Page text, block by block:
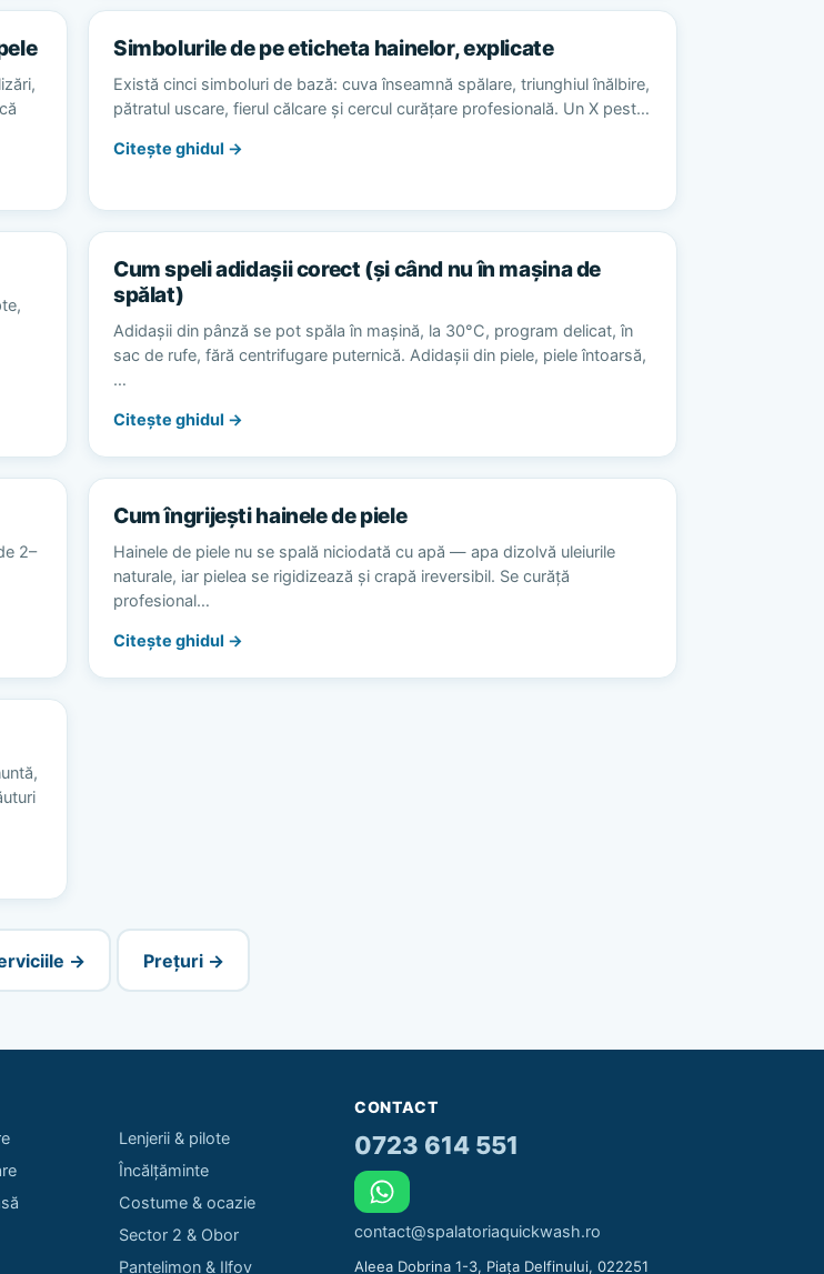
Simbolurile de pe eticheta hainelor, explicate
Există cinci simboluri de bază: cuva înseamnă spălare, triunghiul înălbire,
pătratul uscare, fierul călcare și cercul curățare profesională. Un X pest…
Citește ghidul →
Cum speli adidașii corect (și când nu în mașina de
spălat)
Adidașii din pânză se pot spăla în mașină, la 30°C, program delicat, în
sac de rufe, fără centrifugare puternică. Adidașii din piele, piele întoarsă,
…
Citește ghidul →
2–
Cum îngrijești hainele de piele
Hainele de piele nu se spală niciodată cu apă — apa dizolvă uleiurile
naturale, iar pielea se rigidizează și crapă ireversibil. Se curăță
profesional…
Citește ghidul →
→ Prețuri →
Lenjerii & pilote
Încălțăminte
Costume & ocazie
Sector 2 & Obor
Pantelimon & Ilfov
CONTACT
0723 614 551
contact@spalatoriaquickwash.ro
Aleea Dobrina 1-3, Piața Delfinului, 022251